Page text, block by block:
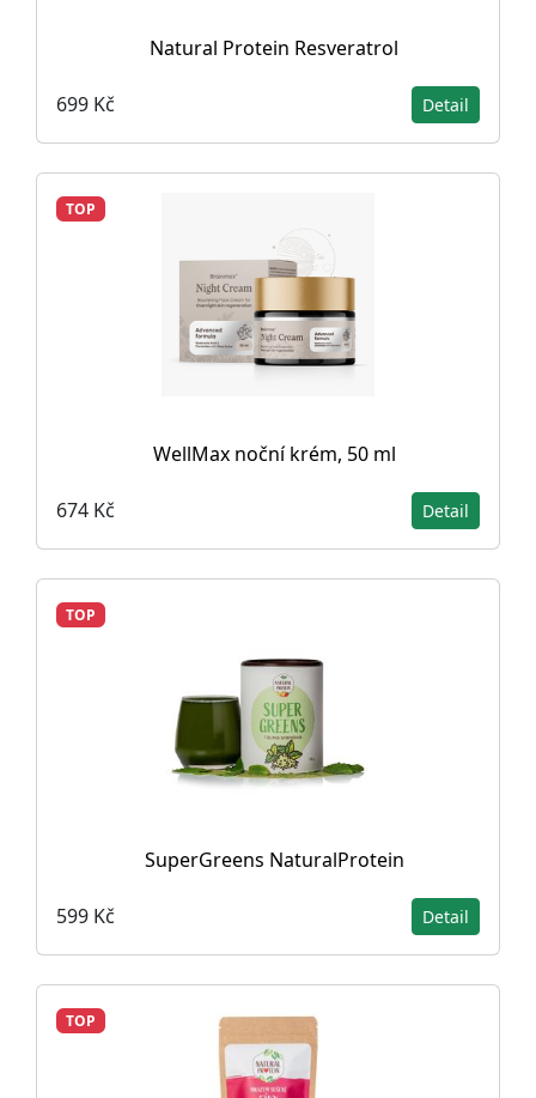
Natural Protein Resveratrol
699 Kč Detail
TOP
WellMax noční krém, 50 ml
674 Kč Detail
TOP
SuperGreens NaturalProtein
599 Kč Detail
TOP